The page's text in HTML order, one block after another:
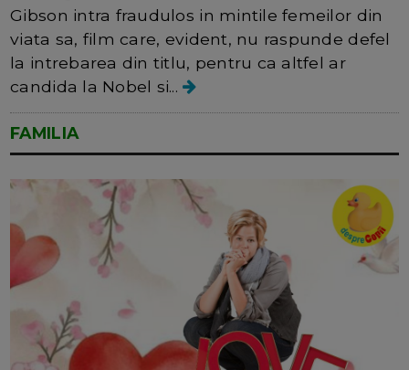
Gibson intra fraudulos in mintile femeilor din
viata sa, film care, evident, nu raspunde defel
la intrebarea din titlu, pentru ca altfel ar
candida la Nobel si...
FAMILIA